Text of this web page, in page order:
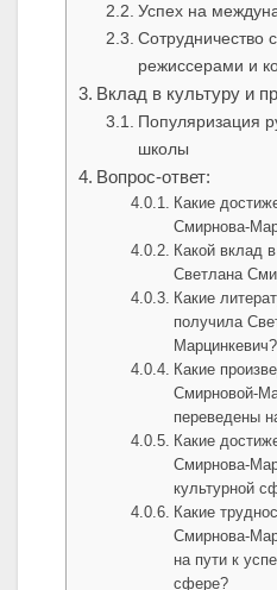
Успех на
Сотрудничество
режиссерами и
Вклад в культуру и
Популяризация
школы
Вопрос-ответ:
Какие
Смирнова-
Какой вклад
Светлана
Какие
получила
Марцинкевич?
Какие
Смирновой-
переведены
Какие
Смирнова-
культурной
Какие
Смирнова-
на пути к
сфере?